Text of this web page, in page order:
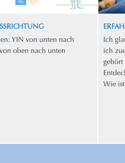
YIN von unten nach
oben nach unten
Ich
ich
gehört
Wie